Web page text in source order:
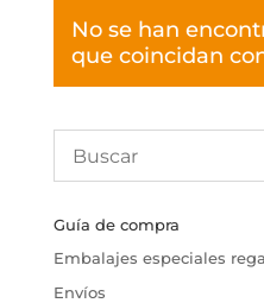
No se han
que coincidan
Guía de compra
Embalajes especiales
Envíos